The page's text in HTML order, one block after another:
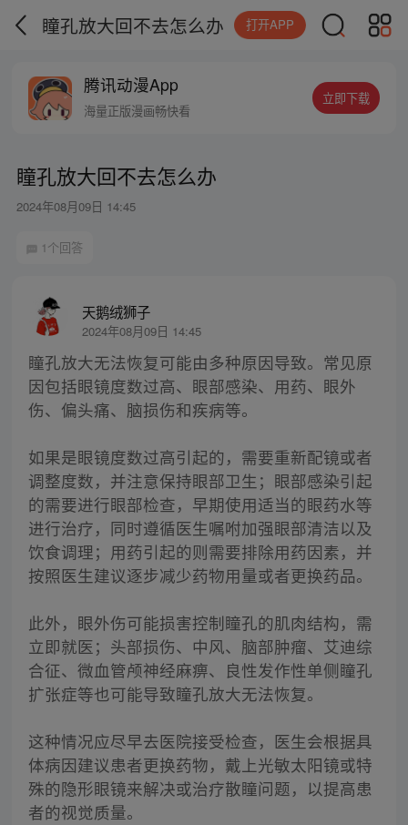
瞳孔放大回不去怎么办 打开APP
腾讯动漫App
海量正版漫画畅快看
立即下载
瞳孔放大回不去怎么办
2024年08月09日 14:45
1个回答
天鹅绒狮子
2024年08月09日 14:45
瞳孔放大无法恢复可能由多种原因导致。常见原
因包括眼镜度数过高、眼部感染、用药、眼外
伤、偏头痛、脑损伤和疾病等。
如果是眼镜度数过高引起的，需要重新配镜或者
调整度数，并注意保持眼部卫生；眼部感染引起
的需要进行眼部检查，早期使用适当的眼药水等
进行治疗，同时遵循医生嘱咐加强眼部清洁以及
饮食调理；用药引起的则需要排除用药因素，并
按照医生建议逐步减少药物用量或者更换药品。
此外，眼外伤可能损害控制瞳孔的肌肉结构，需
立即就医；头部损伤、中风、脑部肿瘤、艾迪综
合征、微血管颅神经麻痹、良性发作性单侧瞳孔
扩张症等也可能导致瞳孔放大无法恢复。
这种情况应尽早去医院接受检查，医生会根据具
体病因建议患者更换药物，戴上光敏太阳镜或特
殊的隐形眼镜来解决或治疗散瞳问题，以提高患
者的视觉质量。